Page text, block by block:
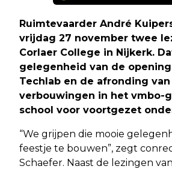
Ruimtevaarder André
vrijdag 27 november twee
Corlaer College in Nijkerk.
gelegenheid van de
Techlab en de afronding
verbouwingen in het vmbo-
school voor voortgezet
“We grijpen die mooie
feestje te bouwen”, zegt
Schaefer. Naast de lezingen